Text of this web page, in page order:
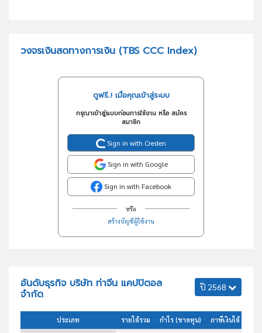
วงจรเงินสดทางการเงิน (TBS CCC Index)
ดูฟรี..! เมื่อคุณเข้าสู่ระบบ
กรุณาเข้าสู่ระบบก่อนการใช้งาน หรือ สมัคร
สมาชิก
Sign in with Creden
Sign in with Google
Sign in with Facebook
หรือ
สร้างบัญชีผู้ใช้งาน
อันดับธุรกิจ บริษัท ท่าจีน แคปปิตอล
จำกัด
ปี 2568
ประเภท รายได้รวม กำไร (ขาดทุน) ภาษีเงินได้